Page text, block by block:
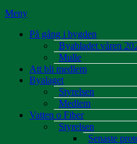
Meny
På gång i bygden
Byabladet våren
Mulle
Att bli medlem
Byalaget
Styrelsen
Medlem
Vatten o Fiber
Styrelsen
Senaste